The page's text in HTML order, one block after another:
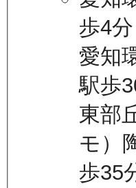
歩4分
愛知
駅歩
東部
モ）
歩35